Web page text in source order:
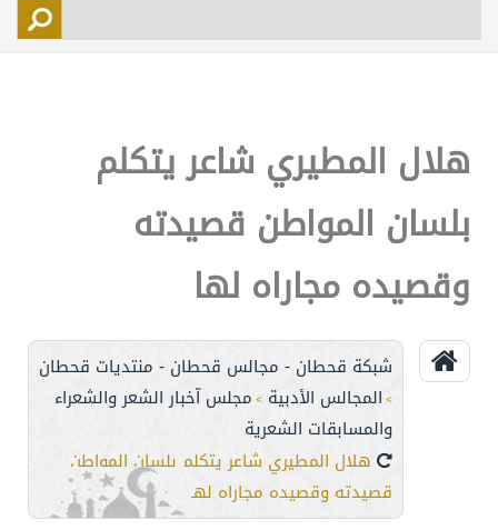
اتصل بنا
هلال المطيري شاعر يتكلم
بلسان المواطن قصيدته
وقصيده مجاراه لها
شبكة قحطان - مجالس قحطان - منتديات قحطان
> المجالس الأدبية > مجلس آخبار الشعر والشعراء
والمسابقات الشعرية
هلال المطيري شاعر يتكلم بلسان المواطن
قصيدته وقصيده مجاراه لها